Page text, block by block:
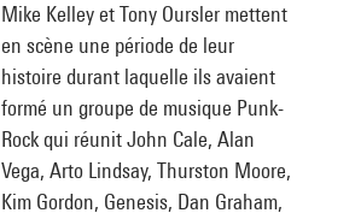
Mike Kelley et Tony Oursler mettent
en scène une période de leur
histoire durant laquelle ils avaient
formé un groupe de musique Punk-
Rock qui réunit John Cale, Alan
Vega, Arto Lindsay, Thurston Moore,
Kim Gordon, Genesis, Dan Graham,